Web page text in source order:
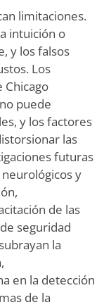
limitaciones.
intuición o
y los falsos
Los
Chicago
puede
y los factores
las
futuras
y
de las
seguridad
la
en la detección
de la